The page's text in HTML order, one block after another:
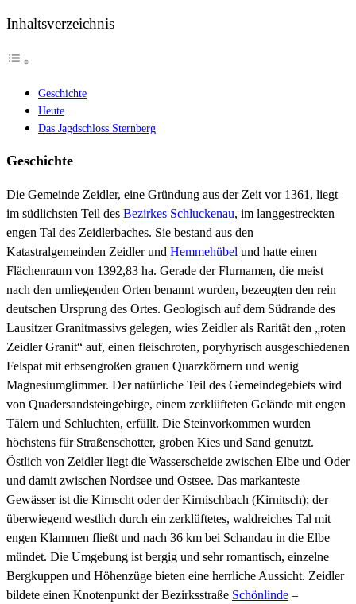
Inhaltsverzeichnis
Geschichte
Heute
Das Jagdschloss Sternberg
Geschichte
Die Gemeinde Zeidler, eine Gründung aus der Zeit vor 1361, liegt
im südlichsten Teil des Bezirkes Schluckenau, im langgestreckten
engen Tal des Zeidlerbaches. Sie bestand aus den
Katastralgemeinden Zeidler und Hemmehübel und hatte einen
Flächenraum von 1392,83 ha. Gerade der Flurnamen, die meist
nach den umliegenden Orten benannt wurden, bezeugten den rein
deutschen Ursprung des Ortes. Geologisch auf dem Südrande des
Lausitzer Granitmassivs gelegen, wies Zeidler als Rarität den „roten
Zeidler Granit“ auf, einen fleischroten, poryhyrisch ausgeschiedenen
Felspat mit erbsengroßen grauen Quarzkörnern und wenig
Magnesiumglimmer. Der natürliche Teil des Gemeindegebiets wird
von Quadersandsteingebirge, einem zerklüfteten Gelände mit engen
Tälern und Schluchten, erfüllt. Die Steinvorkommen wurden
höchstens für Straßenschotter, groben Kies und Sand genutzt.
Östlich von Zeidler liegt die Wasserscheide zwischen Elbe und Oder
und damit zwischen Nordsee und Ostsee. Das markanteste
Gewässer ist die Kirnscht oder der Kirnischbach (Kirnitsch); der
überwiegend westlich durch ein zerklüftetes, waldreiches Tal mit
engen Klammen fließt und nach 36 km bei Schandau in die Elbe
mündet. Die Umgebung ist bergig und sehr romantisch, einzelne
Bergkuppen und Höhenzüge bieten eine herrliche Aussicht. Zeidler
bildete einen Knotenpunkt der Bezirksstraße Schönlinde –